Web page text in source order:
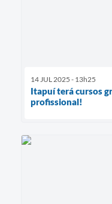
14 JUL 2025 - 13h25
Itapuí terá cursos
profissional!